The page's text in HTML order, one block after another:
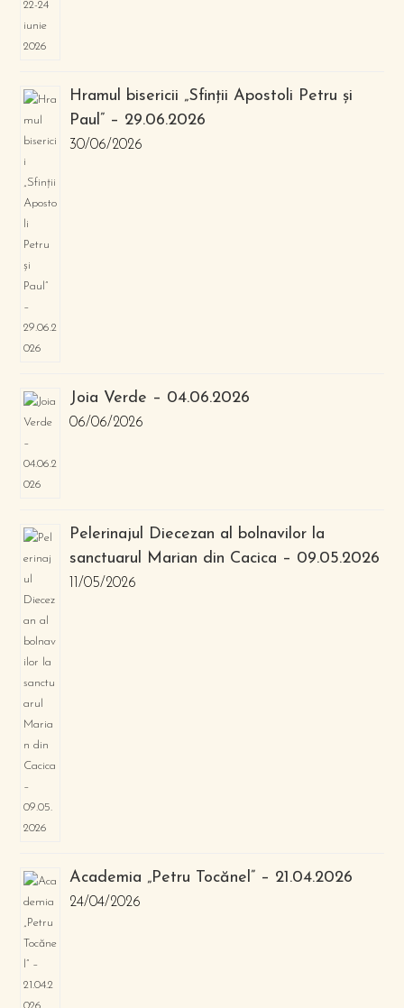
Hramul bisericii „Sfinții Apostoli Petru și
Paul” – 29.06.2026
30/06/2026
Joia Verde – 04.06.2026
06/06/2026
Pelerinajul Diecezan al bolnavilor la
sanctuarul Marian din Cacica – 09.05.2026
11/05/2026
Academia „Petru Tocănel” – 21.04.2026
24/04/2026